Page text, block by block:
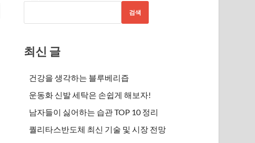
검색
최신 글
건강을 생각하는 블루베리즙
운동화 신발 세탁은 손쉽게 해보자!
남자들이 싫어하는 습관 TOP 10 정리
퀄리타스반도체 최신 기술 및 시장 전망